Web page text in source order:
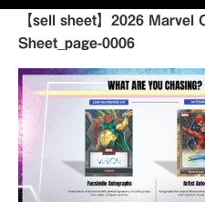
【sell sheet】2026
Sheet_page-0006